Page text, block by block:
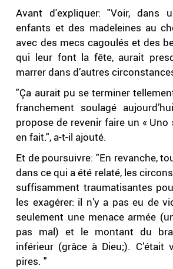
Avant d'expliquer: "Voir, dans
enfants et des madeleines au
avec des mecs cagoulés et des
qui leur font la fête, aurait
marrer dans d’autres
"Ça aurait pu se terminer
franchement soulagé
propose de revenir faire un « Uno
en fait.", a-t-il ajouté.
Et de poursuivre: "En revanche,
dans ce qui a été relaté, les
suffisamment traumatisantes
les exagérer: il n’y a pas eu de
seulement une menace armée
pas mal) et le montant du
inférieur (grâce à Dieu;). C’était
pires. "